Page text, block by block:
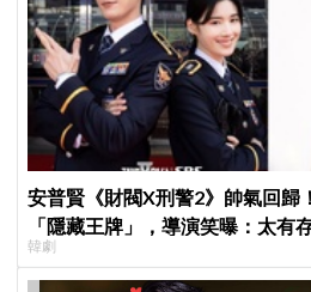
安普賢《財閥X刑警2》帥氣回歸
「隱藏王牌」，導演笑曝：太有
韓劇